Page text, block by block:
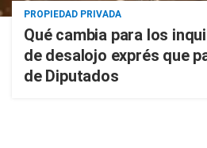
PROPIEDAD PRIVADA
Qué cambia para los
de desalojo exprés que
de Diputados